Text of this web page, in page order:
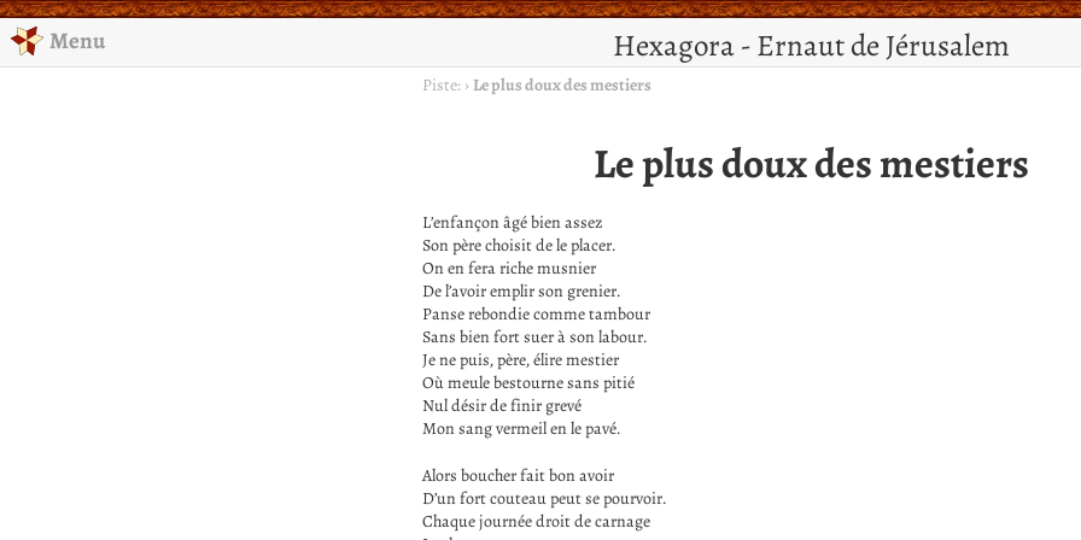
Hexagora - Ernaut de Jérusalem
Menu
Piste: › Le plus doux des mestiers
Le plus doux des mestiers
L’enfançon âgé bien assez
Son père choisit de le placer.
On en fera riche musnier
De l’avoir emplir son grenier.
Panse rebondie comme tambour
Sans bien fort suer à son labour.
Je ne puis, père, élire mestier
Où meule bestourne sans pitié
Nul désir de finir grevé
Mon sang vermeil en le pavé.
Alors boucher fait bon avoir
D’un fort couteau peut se pourvoir.
Chaque journée droit de carnage